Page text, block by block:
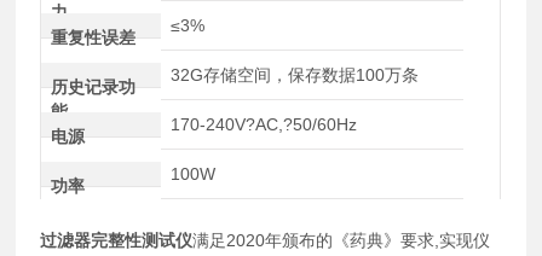
力
重复性误差
≤3%
历史记录功
能
32G存储空间，保存数据100万条
电源
170-240V?AC,?50/60Hz
功率
100W
过滤器完整性测试仪满足2020年颁布的《药典》要求,实现仪